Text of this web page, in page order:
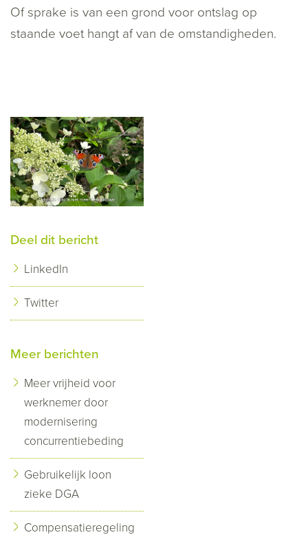
Of sprake is van een grond voor ontslag op
staande voet hangt af van de omstandigheden.
Deel dit bericht
LinkedIn
Twitter
Meer berichten
Meer vrijheid voor
werknemer door
modernisering
concurrentiebeding
Gebruikelijk loon
zieke DGA
Compensatieregeling